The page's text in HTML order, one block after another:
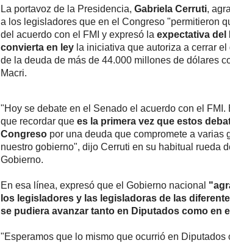
La portavoz de la Presidencia, Gabriela Cerruti,
a los legisladores que en el Congreso "permitieron
del acuerdo con el FMI y expresó la expectativa del
convierta en ley la iniciativa que autoriza a cerrar
de la deuda de más de 44.000 millones de dólares
Macri.
"Hoy se debate en el Senado el acuerdo con el
que recordar que es la primera vez que estos
Congreso por una deuda que compromete a
nuestro gobierno", dijo Cerruti en su habitual rueda
Gobierno.
En esa línea, expresó que el Gobierno nacional
los legisladores y las legisladoras de las
se pudiera avanzar tanto en Diputados como en
"Esperamos que lo mismo que ocurrió en Diputados